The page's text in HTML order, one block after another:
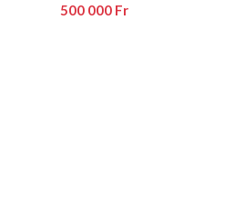
500 000 Fr